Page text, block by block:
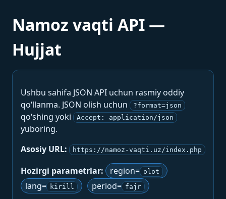
Namoz vaqti API —
Hujjat
Ushbu sahifa JSON API uchun rasmiy oddiy
qo‘llanma. JSON olish uchun
?format=json
qo‘shing yoki Accept: application/json
yuboring.
Asosiy URL:
https://namoz-vaqti.uz/index.php
Hozirgi parametrlar: region= olot
lang= kirill period= fajr